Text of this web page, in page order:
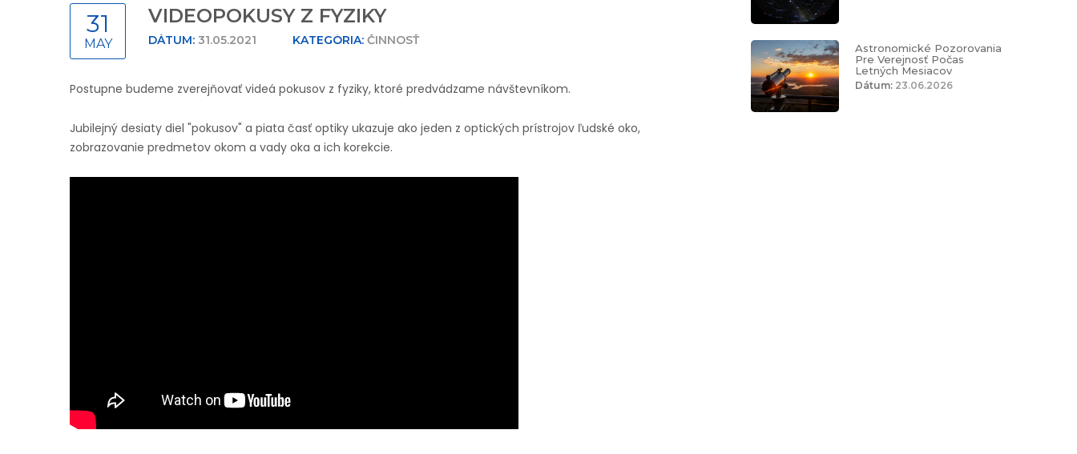
31
MAY
VIDEOPOKUSY Z FYZIKY
DÁTUM: 31.05.2021 KATEGÓRIA: ČINNOSŤ
Postupne budeme zverejňovať videá pokusov z fyziky, ktoré predvádzame návštevníkom.
Jubilejný desiaty diel "pokusov" a piata časť optiky ukazuje ako jeden z optických prístrojov ľudské oko,
zobrazovanie predmetov okom a vady oka a ich korekcie.
Astronomické Pozorovania
Pre Verejnosť Počas
Letných Mesiacov
Dátum: 23.06.2026